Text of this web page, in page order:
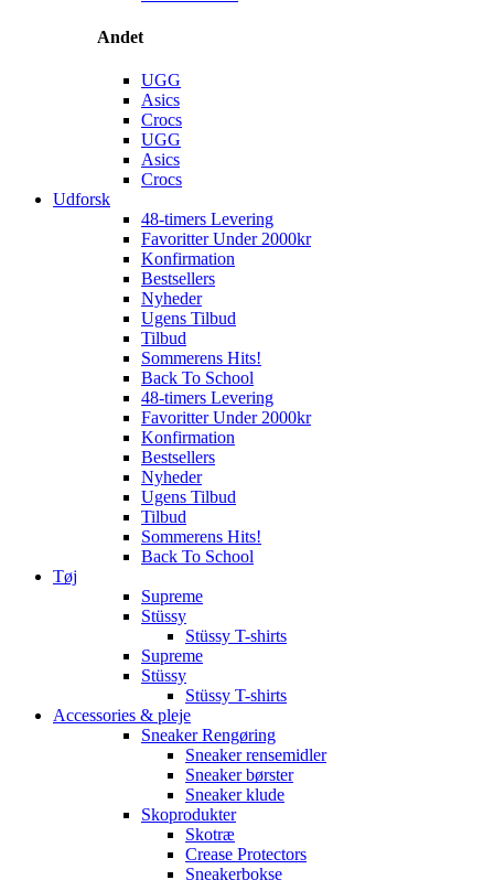
Andet
UGG
Asics
Crocs
UGG
Asics
Crocs
Udforsk
48-timers Levering
Favoritter Under 2000kr
Konfirmation
Bestsellers
Nyheder
Ugens Tilbud
Tilbud
Sommerens Hits!
Back To School
48-timers Levering
Favoritter Under 2000kr
Konfirmation
Bestsellers
Nyheder
Ugens Tilbud
Tilbud
Sommerens Hits!
Back To School
Tøj
Supreme
Stüssy
Stüssy T-shirts
Supreme
Stüssy
Stüssy T-shirts
Accessories & pleje
Sneaker Rengøring
Sneaker rensemidler
Sneaker børster
Sneaker klude
Skoprodukter
Skotræ
Crease Protectors
Sneakerbokse